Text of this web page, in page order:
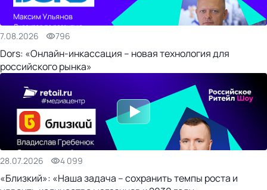
7.08.2026 796
Dors: «Онлайн-инкассация – новая технология для
российского рынка»
28.07.2026 4 099
«Близкий»: «Наша задача – сохранить темпы роста и